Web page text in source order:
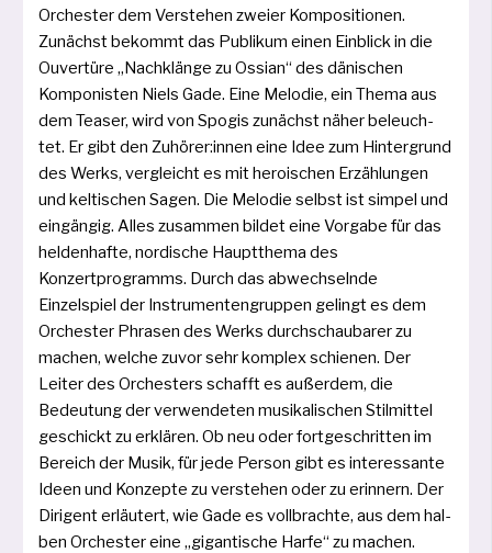
Orchester dem Verstehen zwei­er Kompositionen.
Zunächst bekommt das Publikum einen Einblick in die
Ouvertüre „Nachklänge zu Ossian“ des däni­schen
Komponisten Niels Gade. Eine Melodie, ein Thema aus
dem Teaser, wird von Spogis zunächst näher beleuch­
tet. Er gibt den Zuhörer:innen eine Idee zum Hintergrund
des Werks, ver­gleicht es mit heroi­schen Erzählungen
und kel­ti­schen Sagen. Die Melodie selbst ist sim­pel und
ein­gän­gig. Alles zusam­men bil­det eine Vorgabe für das
hel­den­haf­te, nor­di­sche Hauptthema des
Konzertprogramms. Durch das abwech­seln­de
Einzelspiel der Instrumentengruppen gelingt es dem
Orchester Phrasen des Werks durch­schau­ba­rer zu
machen, wel­che zuvor sehr kom­plex schie­nen. Der
Leiter des Orchesters schafft es außer­dem, die
Bedeutung der ver­wen­de­ten musi­ka­li­schen Stilmittel
geschickt zu erklä­ren. Ob neu oder fort­ge­schrit­ten im
Bereich der Musik, für jede Person gibt es inter­es­san­te
Ideen und Konzepte zu ver­ste­hen oder zu erin­nern. Der
Dirigent erläu­tert, wie Gade es voll­brach­te, aus dem hal­
ben Orchester eine „gigan­ti­sche Harfe“ zu machen.